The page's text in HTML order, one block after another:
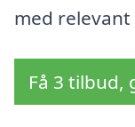
med
Få 3